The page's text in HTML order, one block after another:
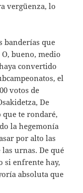
vergüenza, lo
banderías que
bueno, medio
convertido
el
votos de
De
te rondaré,
la hegemonía
por alto las
las urnas. De qué
si enfrente hay,
absoluta que